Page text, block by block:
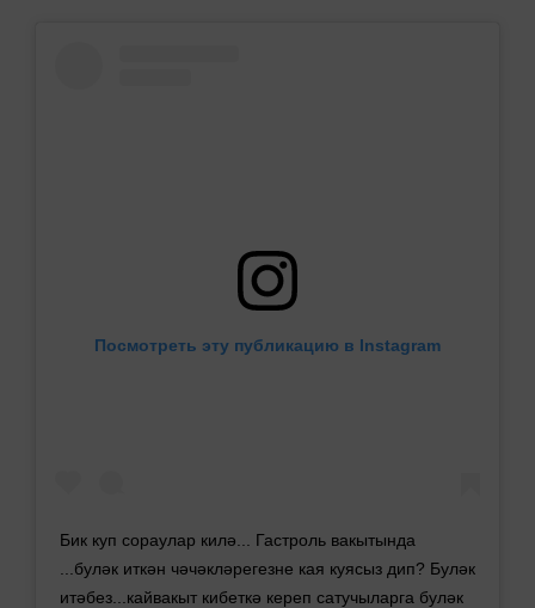
Посмотреть эту публикацию в Instagram
Бик куп сораулар килә... Гастроль вакытында
...буләк иткән чәчәкләрегезне кая куясыз дип? Буләк
итәбез...кайвакыт кибеткә кереп сатучыларга буләк